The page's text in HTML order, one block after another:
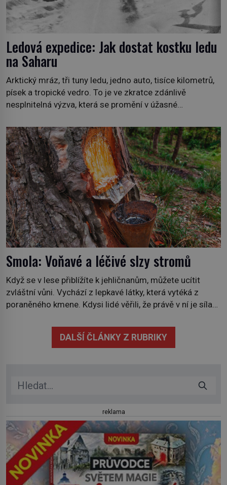
Ledová expedice: Jak dostat kostku ledu
na Saharu
Arktický mráz, tři tuny ledu, jedno auto, tisíce kilometrů,
písek a tropické vedro. To je ve zkratce zdánlivě
nesplnitelná výzva, která se promění v úžasné
na podzim 1958 jako hec. Rádio Luxembourg přichází s
neobvyklou výzvou. Tomu, kdo dokáže dopravit ze
severního polárního kruhu na […]
Smola: Voňavé a léčivé slzy stromů
Když se v lese přiblížíte k jehličnanům, můžete ucítit
zvláštní vůni. Vychází z lepkavé látky, která vytéká z
poraněného kmene. Kdysi lidé věřili, že právě v ní je síla
lidstvo pracovalo. Chrání strom před infekcí, hmyzem a
vysycháním. Dá se říct, že je to přírodní […]
DALŠÍ ČLÁNKY Z RUBRIKY
reklama